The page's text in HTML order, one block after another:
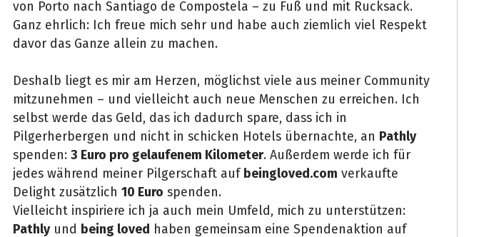
von Porto nach Santiago de Compostela – zu Fuß und mit Rucksack.
Ganz ehrlich: Ich freue mich sehr und habe auch ziemlich viel Respekt
davor das Ganze allein zu machen.
Deshalb liegt es mir am Herzen, möglichst viele aus meiner Community
mitzunehmen – und vielleicht auch neue Menschen zu erreichen. Ich
selbst werde das Geld, das ich dadurch spare, dass ich in
Pilgerherbergen und nicht in schicken Hotels übernachte, an Pathly
spenden: 3 Euro pro gelaufenem Kilometer. Außerdem werde ich für
jedes während meiner Pilgerschaft aufbeingloved.com verkaufte
Delight zusätzlich 10 Euro spenden.
Vielleicht inspiriere ich ja auch mein Umfeld, mich zu unterstützen:
Pathlyund being loved haben gemeinsam eine Spendenaktion auf